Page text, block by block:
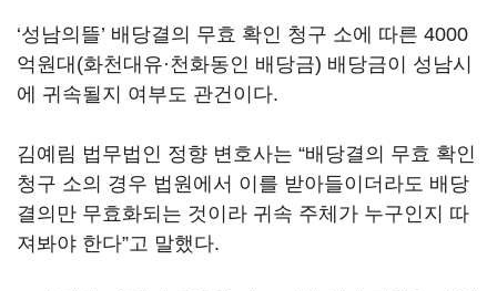
‘성남의뜰’ 배당결의 무효 확인 청구 소에 따른 4000
억원대(화천대유·천화동인 배당금) 배당금이 성남시
에 귀속될지 여부도 관건이다.
김예림 법무법인 정향 변호사는 “배당결의 무효 확인
청구 소의 경우 법원에서 이를 받아들이더라도 배당
결의만 무효화되는 것이라 귀속 주체가 누구인지 따
져봐야 한다”고 말했다.